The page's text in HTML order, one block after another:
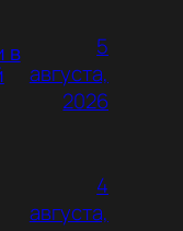
в
5
августа,
2026
4
августа,